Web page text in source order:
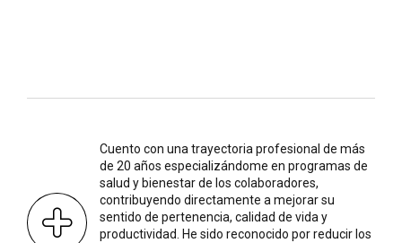
Cuento con una trayectoria profesional de más
de 20 años especializándome en programas de
salud y bienestar de los colaboradores,
contribuyendo directamente a mejorar su
sentido de pertenencia, calidad de vida y
productividad. He sido reconocido por reducir los